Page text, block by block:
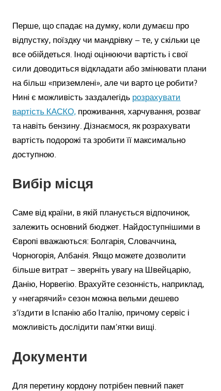
Перше, що спадає на думку, коли думаєш про
відпустку, поїздку чи мандрівку – те, у скільки це
все обійдеться. Іноді оцінюючи вартість і свої
сили доводиться відкладати або змінювати плани
на більш «приземлені», але чи варто це робити?
Нині є можливість заздалегідь розрахувати
вартість КАСКО, проживання, харчування, розваг
та навіть бензину. Дізнаємося, як розрахувати
вартість подорожі та зробити її максимально
доступною.
Вибір місця
Саме від країни, в якій планується відпочинок,
залежить основний бюджет. Найдоступнішими в
Європі вважаються: Болгарія, Словаччина,
Чорногорія, Албанія. Якщо можете дозволити
більше витрат – зверніть увагу на Швейцарію,
Данію, Норвегію. Врахуйте сезонність, наприклад,
у «негарячий» сезон можна вельми дешево
з’їздити в Іспанію або Італію, причому сервіс і
можливість дослідити пам’ятки вищі.
Документи
Для перетину кордону потрібен певний пакет